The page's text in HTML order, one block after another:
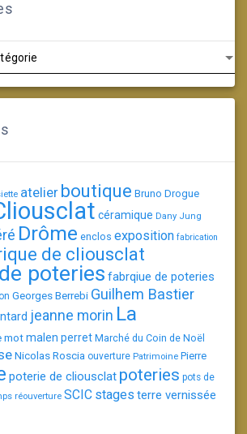
atelier boutique Bruno Drogue
céramique Dany Jung
Drôme enclos exposition fabrication
de cliousclat
poteries fabrqiue de poteries
Georges Berrebi Guilhem Bastier
jeanne morin La
motmalen perret Marché du Coin de Noël
Nicolas Roscia ouverture Patrimoine Pierre
poterie de cliousclat poteries pots de
réouverture SCIC stages terre vernissée